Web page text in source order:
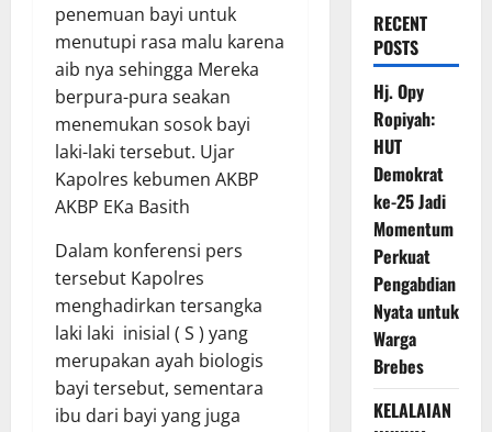
penemuan bayi untuk
menutupi rasa malu karena
aib nya sehingga Mereka
berpura-pura seakan
menemukan sosok bayi
laki-laki tersebut. Ujar
Kapolres kebumen AKBP
AKBP EKa Basith
Dalam konferensi pers
tersebut Kapolres
menghadirkan tersangka
laki laki inisial ( S ) yang
merupakan ayah biologis
bayi tersebut, sementara
ibu dari bayi yang juga
RECENT
POSTS
Hj. Opy
Ropiyah:
HUT
Demokrat
ke-25 Jadi
Momentum
Perkuat
Pengabdian
Nyata untuk
Warga
Brebes
KELALAIAN